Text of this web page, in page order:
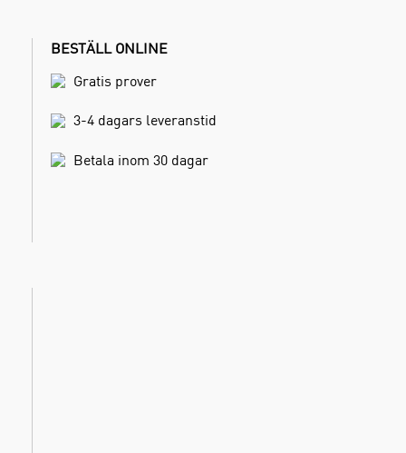
BESTÄLL ONLINE
Gratis prover
3-4 dagars leveranstid
Betala inom 30 dagar